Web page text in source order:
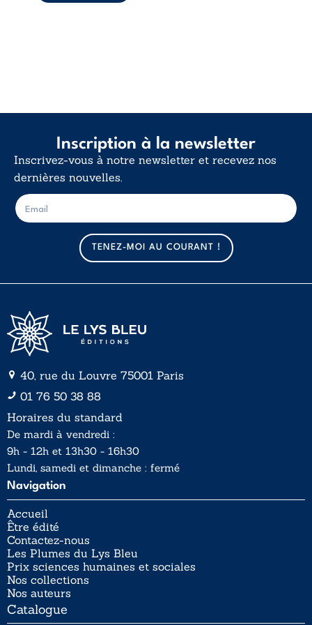
Inscription à la newsletter
Inscrivez-vous à notre newsletter et recevez nos
dernières nouvelles.
m
a
i
l
E
-
m
TENEZ-MOI AU COURANT !
40, rue du Louvre 75001 Paris
01 76 50 38 88
Horaires du standard
De mardi à vendredi :
9h - 12h et 13h30 - 16h30
Lundi, samedi et dimanche : fermé
Navigation
Accueil
Être édité
Contactez-nous
Les Plumes du Lys Bleu
Prix sciences humaines et sociales
Nos collections
Nos auteurs
Catalogue